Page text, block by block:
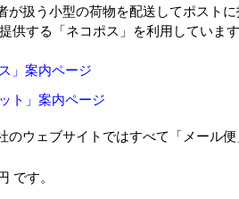
が扱う小型の荷物を配送してポスト
供する「ネコポス」を利用していま
」案内ページ
ト」案内ページ
のウェブサイトではすべて「メール
です。